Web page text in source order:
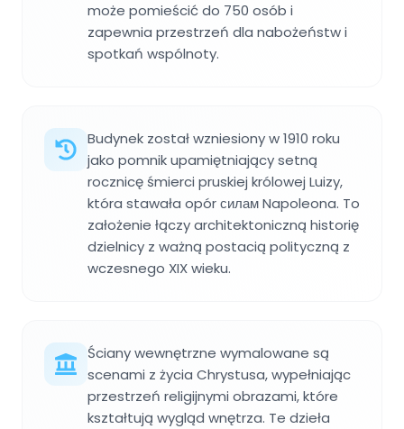
może pomieścić do 750 osób i
zapewnia przestrzeń dla nabożeństw i
spotkań wspólnoty.
Budynek został wzniesiony w 1910 roku
jako pomnik upamiętniający setną
rocznicę śmierci pruskiej królowej Luizy,
która stawała opór силам Napoleona. To
założenie łączy architektoniczną historię
dzielnicy z ważną postacią polityczną z
wczesnego XIX wieku.
Ściany wewnętrzne wymalowane są
scenami z życia Chrystusa, wypełniając
przestrzeń religijnymi obrazami, które
kształtują wygląd wnętrza. Te dzieła